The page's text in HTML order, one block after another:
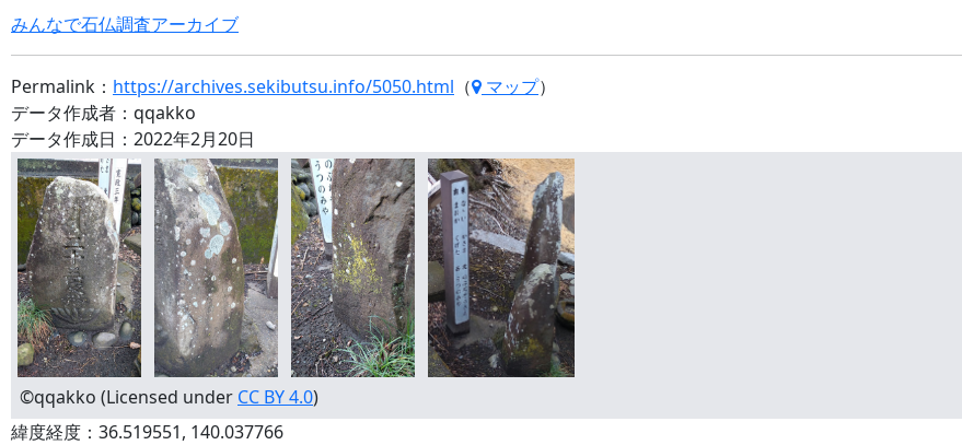
みんなで石仏調査アーカイブ
Permalink： https://archives.sekibutsu.info/5050.html （ マップ）
データ作成者：qqakko
データ作成日：2022年2月20日
©qqakko (Licensed under CC BY 4.0)
緯度経度：36.519551, 140.037766